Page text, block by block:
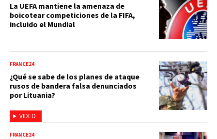
La UEFA mantiene la amenaza de
boicotear competiciones de la FIFA,
incluido el Mundial
VIDEO
FRANCE24
¿Qué se sabe de los planes de ataque
rusos de bandera falsa denunciados
por Lituania?
FRANCE24